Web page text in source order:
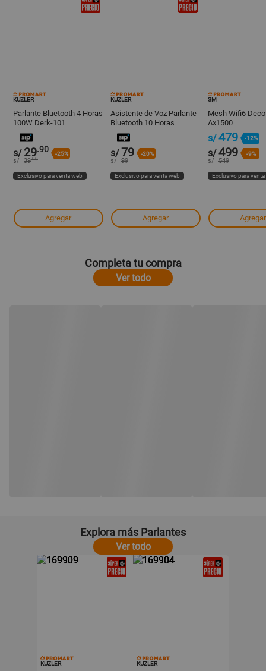
KUZLER
Parlante Bluetooth 4 Horas
100W Derk-101
s/ 29.90 -25%
s/ 39.90
Exclusivo para venta web
Agregar
KUZLER
Asistente de Voz Parlante
Bluetooth 10 Horas
Echoboom-m1
s/79 -20%
s/ 99
Exclusivo para venta web
Agregar
SM
Mesh Wifi6
Ax1500
s/479 -12%
s/499 -9%
s/ 549
Exclusivo para
Agregar
Completa tu compra
Ver todo
Explora más Parlantes
Ver todo
KUZLER KUZLER